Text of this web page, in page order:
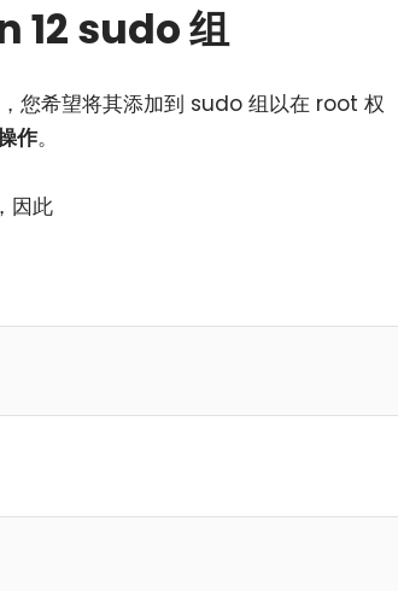
12 sudo 组
您希望将其添加到 sudo 组以在 root 权
作。
因此